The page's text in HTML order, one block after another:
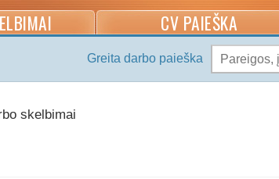
CV PAIEŠKA
Greita darbo paieška
skelbimai